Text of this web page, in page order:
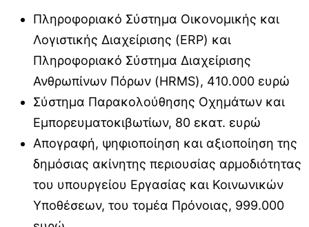
Πληροφοριακό Σύστημα Οικονομικής και
Λογιστικής Διαχείρισης (ERP) και
Πληροφοριακό Σύστημα Διαχείρισης
Ανθρωπίνων Πόρων (HRMS), 410.000 ευρώ
Σύστημα Παρακολούθησης Οχημάτων και
Εμπορευματοκιβωτίων, 80 εκατ. ευρώ
Απογραφή, ψηφιοποίηση και αξιοποίηση της
δημόσιας ακίνητης περιουσίας αρμοδιότητας
του υπουργείου Εργασίας και Κοινωνικών
Υποθέσεων, του τομέα Πρόνοιας, 999.000